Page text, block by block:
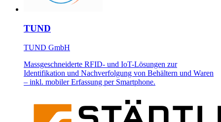
TUND
TUND GmbH
Massgeschneiderte RFID- und IoT-Lösungen zur
Identifikation und Nachverfolgung von Behältern und Waren
– inkl. mobiler Erfassung per Smartphone.